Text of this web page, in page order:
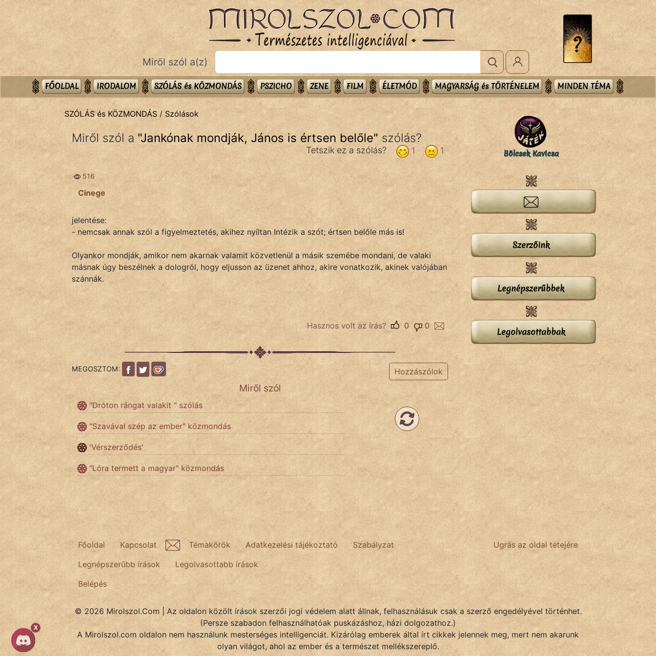
X
Bibliai
Közmondások
Szóláscsoportok
És
KÖZMONDÁS
Népszerű szerzőink:
nagyöreg
Miről szól a(z)
FŐOLDAL IRODALOM SZÓLÁS és KÖZMONDÁS PSZICHO ZENE FILM ÉLETMÓD MAGYARSÁG és TÖRTÉNELEM MINDEN TÉMA
SZÓLÁS és KÖZMONDÁS / Szólások
Miről szól a "Jankónak mondják, János is értsen belőle" szólás?
1
1
Tetszik ez a szólás?
516
Cinege
jelentése:
- nemcsak annak szól a figyelmeztetés, akihez nyíltan Intézik a szót; értsen belőle más is!
Olyankor mondják, amikor nem akarnak valamit közvetlenül a másik szemébe mondani, de valaki
másnak úgy beszélnek a dologról, hogy eljusson az üzenet ahhoz, akire vonatkozik, akinek valójában
szánnák.
Hasznos volt az írás? 0
0
MEGOSZTOM: Hozzászólok
Miről szól
"Dróton rángat valakit " szólás
"Szavával szép az ember" közmondás
'Vérszerződés'
"Lóra termett a magyar" közmondás
Bölcsek Kavicsa
Szerzőink
Legnépszerűbbek
Legolvasottabbak
Ugrás az oldal tetejére
Főoldal Kapcsolat Témakörök Adatkezelési tájékoztató
Szabályzat
Legnépszerűbb írások
Legolvasottabb írások
Belépés
© 2026 Mirolszol.Com | Az oldalon közölt írások szerzői jogi védelem alatt állnak, felhasználásuk csak a szerző engedélyével történhet.
(Persze szabadon felhasználhatóak puskázáshoz, házi dolgozathoz.)
A Mirolszol.com oldalon nem használunk mesterséges intelligenciát. Kizárólag emberek által írt cikkek jelennek meg, mert nem akarunk
olyan világot, ahol az ember és a természet mellékszereplő.